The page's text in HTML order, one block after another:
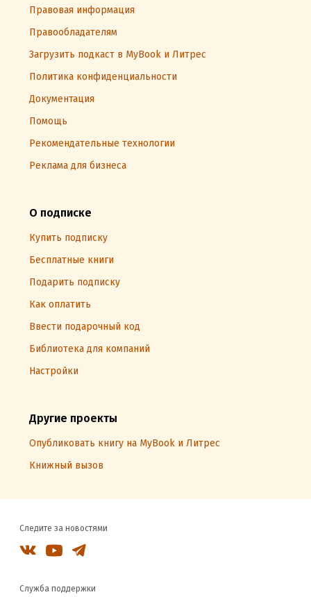
Правовая информация
Правообладателям
Загрузить подкаст в MyBook и Литрес
Политика конфиденциальности
Документация
Помощь
Рекомендательные технологии
Реклама для бизнеса
О подписке
Купить подписку
Бесплатные книги
Подарить подписку
Как оплатить
Ввести подарочный код
Библиотека для компаний
Настройки
Другие проекты
Опубликовать книгу на MyBook и Литрес
Книжный вызов
Следите за новостями
Служба поддержки